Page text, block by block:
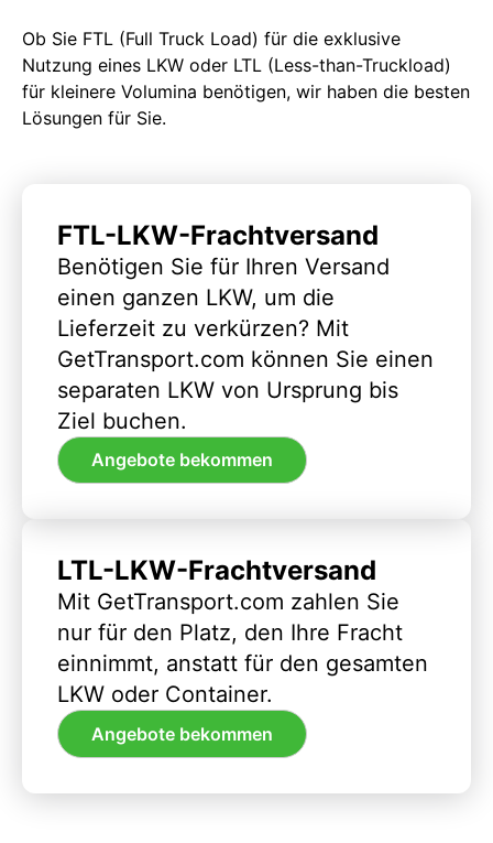
Ob Sie FTL (Full Truck Load) für die exklusive
Nutzung eines LKW oder LTL (Less-than-Truckload)
für kleinere Volumina benötigen, wir haben die besten
Lösungen für Sie.
FTL-LKW-Frachtversand
Benötigen Sie für Ihren Versand
einen ganzen LKW, um die
Lieferzeit zu verkürzen? Mit
GetTransport.com können Sie einen
separaten LKW von Ursprung bis
Ziel buchen.
Angebote bekommen
LTL-LKW-Frachtversand
Mit GetTransport.com zahlen Sie
nur für den Platz, den Ihre Fracht
einnimmt, anstatt für den gesamten
LKW oder Container.
Angebote bekommen